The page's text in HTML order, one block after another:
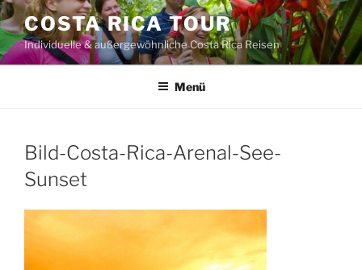
Zum
Inhalt
springen
COSTA RICA TOUR
Individuelle & außergewöhnliche Costa Rica Reisen
Menü
Bild-Costa-Rica-Arenal-See-
Sunset